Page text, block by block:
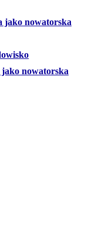
jako nowatorska
nowatorska